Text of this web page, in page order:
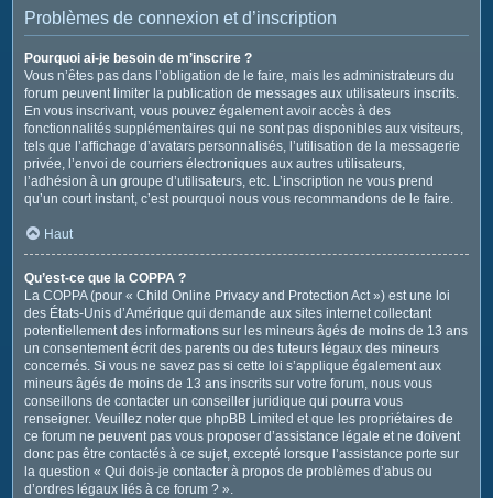
Problèmes de connexion et d’inscription
Pourquoi ai-je besoin de m’inscrire ?
Vous n’êtes pas dans l’obligation de le faire, mais les administrateurs du
forum peuvent limiter la publication de messages aux utilisateurs inscrits.
En vous inscrivant, vous pouvez également avoir accès à des
fonctionnalités supplémentaires qui ne sont pas disponibles aux visiteurs,
tels que l’affichage d’avatars personnalisés, l’utilisation de la messagerie
privée, l’envoi de courriers électroniques aux autres utilisateurs,
l’adhésion à un groupe d’utilisateurs, etc. L’inscription ne vous prend
qu’un court instant, c’est pourquoi nous vous recommandons de le faire.
Haut
Qu’est-ce que la COPPA ?
La COPPA (pour « Child Online Privacy and Protection Act ») est une loi
des États-Unis d’Amérique qui demande aux sites internet collectant
potentiellement des informations sur les mineurs âgés de moins de 13 ans
un consentement écrit des parents ou des tuteurs légaux des mineurs
concernés. Si vous ne savez pas si cette loi s’applique également aux
mineurs âgés de moins de 13 ans inscrits sur votre forum, nous vous
conseillons de contacter un conseiller juridique qui pourra vous
renseigner. Veuillez noter que phpBB Limited et que les propriétaires de
ce forum ne peuvent pas vous proposer d’assistance légale et ne doivent
donc pas être contactés à ce sujet, excepté lorsque l’assistance porte sur
la question « Qui dois-je contacter à propos de problèmes d’abus ou
d’ordres légaux liés à ce forum ? ».